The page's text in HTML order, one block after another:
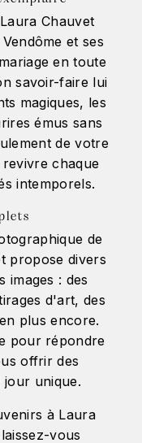
Chauvet
et ses
en toute
savoir-faire lui
magiques, les
émus sans
de votre
chaque
intemporels.
de
propose divers
images : des
d'art, des
plus encore.
pour répondre
offrir des
jour unique.
à Laura
vous